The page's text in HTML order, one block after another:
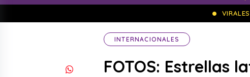
VIRALES
INTERNACIONALES
FOTOS: Estrellas